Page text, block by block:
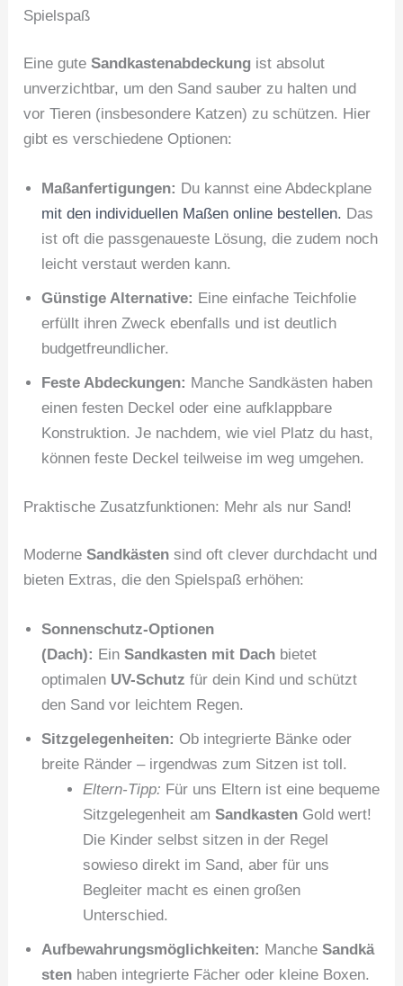
Spielspaß
Eine guteSandkastenabdeckung ist absolut
unverzichtbar, um den Sand sauber zu halten und
vor Tieren (insbesondere Katzen) zu schützen. Hier
gibt es verschiedene Optionen:
Maßanfertigungen: Du kannst eine Abdeckplane
mit den individuellen Maßen online bestellen. Das
ist oft die passgenaueste Lösung, die zudem noch
leicht verstaut werden kann.
Günstige Alternative: Eine einfache Teichfolie
erfüllt ihren Zweck ebenfalls und ist deutlich
budgetfreundlicher.
Feste Abdeckungen: Manche Sandkästen haben
einen festen Deckel oder eine aufklappbare
Konstruktion. Je nachdem, wie viel Platz du hast,
können feste Deckel teilweise im weg umgehen.
Praktische Zusatzfunktionen: Mehr als nur Sand!
ModerneSandkästen sind oft clever durchdacht und
bieten Extras, die den Spielspaß erhöhen:
Sonnenschutz-Optionen
(Dach): EinSandkasten mit Dach bietet
optimalen UV-Schutz für dein Kind und schützt
den Sand vor leichtem Regen.
Sitzgelegenheiten: Ob integrierte Bänke oder
breite Ränder – irgendwas zum Sitzen ist toll.
Eltern-Tipp: Für uns Eltern ist eine bequeme
Sitzgelegenheit am SandkastenGold wert!
Die Kinder selbst sitzen in der Regel
sowieso direkt im Sand, aber für uns
Begleiter macht es einen großen
Unterschied.
Aufbewahrungsmöglichkeiten: MancheSandkä
sten haben integrierte Fächer oder kleine Boxen.